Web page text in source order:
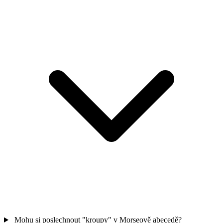
Mohu si poslechnout "kroupy" v Morseově abecedě?